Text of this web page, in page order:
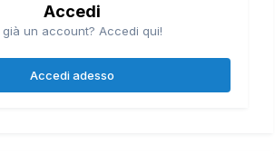
Accedi
già un account? Accedi qui!
Accedi adesso